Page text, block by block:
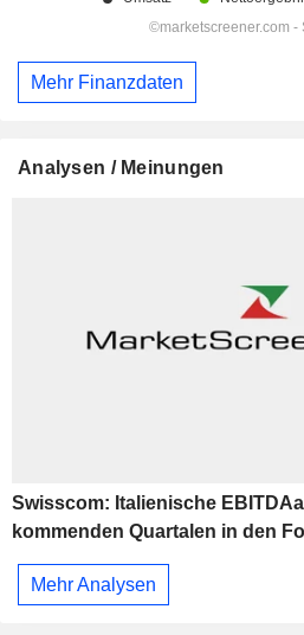
Mehr Finanzdaten
Analysen / Meinungen
Swisscom: Italienische
kommenden Quartalen in den
Mehr Analysen